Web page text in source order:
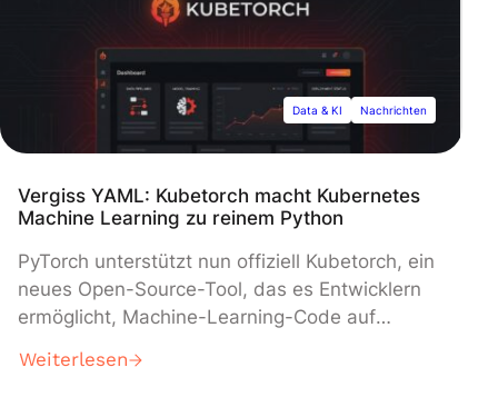
erstellen und zu verwalten, wobei Preismodelle
und Verfügbarkeitsdetails weiterhin
unveröffentlicht bleiben.
Data & KI Nachrichten
Vergiss YAML: Kubetorch macht Kubernetes
Machine Learning zu reinem Python
PyTorch unterstützt nun offiziell Kubetorch, ein
neues Open-Source-Tool, das es Entwicklern
ermöglicht, Machine-Learning-Code auf
Python-Befehl auszuführen. Das Projekt strafft
Weiterlesen